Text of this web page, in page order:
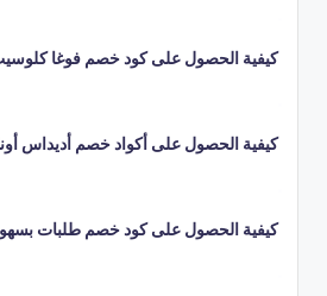
كيفية الحصول على كود خصم فوغا
كيفية الحصول على أكواد خصم أديداس
كيفية الحصول على كود خصم طلبات